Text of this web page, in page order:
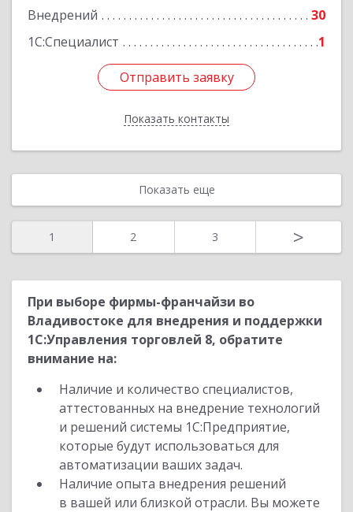
Внедрений
30
1С:Специалист
1
Отправить заявку
Показать контакты
Подробнее
Отправить заявку
Назад
Показать еще
1 2 3 >
При выборе фирмы-франчайзи во
Владивостоке для внедрения и поддержки
1С:Управления торговлей 8, обратите
внимание на:
Наличие и количество специалистов,
аттестованных на внедрение технологий
и решений системы 1С:Предприятие,
которые будут использоваться для
автоматизации ваших задач.
Наличие опыта внедрения решений
в вашей или близкой отрасли. Вы можете